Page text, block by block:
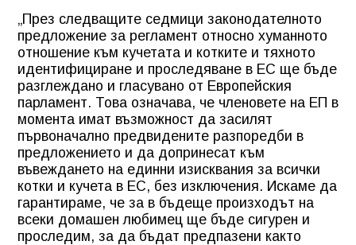
„През следващите седмици законодателното
предложение за регламент относно хуманното
отношение към кучетата и котките и тяхното
идентифициране и проследяване в ЕС ще бъде
разглеждано и гласувано от Европейския
парламент. Това означава, че членовете на ЕП в
момента имат възможност да засилят
първоначално предвидените разпоредби в
предложението и да допринесат към
въвеждането на единни изисквания за всички
котки и кучета в ЕС, без изключения. Искаме да
гарантираме, че за в бъдеще произходът на
всеки домашен любимец ще бъде сигурен и
проследим, за да бъдат предпазени както